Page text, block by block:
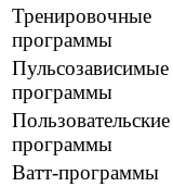
Тренировочные
программы
Пульсозависимые
программы
Пользовательские
программы
Ватт-программы